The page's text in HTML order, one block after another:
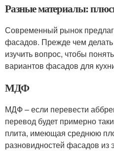
Разные материалы:
Современный рынок
фасадов. Прежде чем
изучить вопрос, чтобы
вариантов фасадов для
МДФ
МДФ – если перевести
перевод будет примерно
плита, имеющая среднюю
разновидностей фасадов из